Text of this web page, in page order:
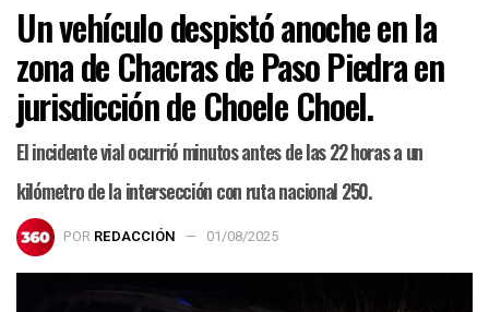
Un vehículo despistó anoche en la
zona de Chacras de Paso Piedra en
jurisdicción de Choele Choel.
El incidente vial ocurrió minutos antes de las 22 horas a un
kilómetro de la intersección con ruta nacional 250.
POR REDACCIÓN 01/08/2025